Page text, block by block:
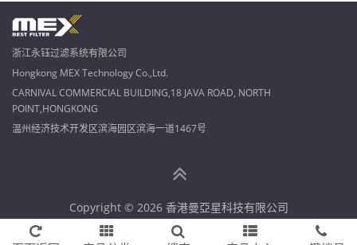
浙江永钰过滤系统有限公司
Hongkong MEX Technology Co.,Ltd.
CARNIVAL COMMERCIAL BUILDING,18 JAVA ROAD, NORTH
POINT,HONGKONG
温州经济技术开发区滨海园区滨海一道1467号
Copyright © 2026 香港曼亞星科技有限公司